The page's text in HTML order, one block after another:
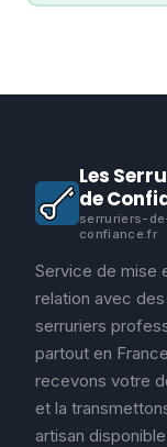
Les
de
serruriers-
confiance.fr
Service de mise
relation avec des
serruriers
partout en
recevons votre
et la
artisan